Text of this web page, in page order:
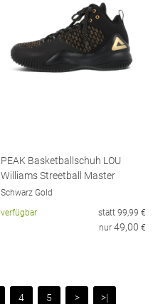
PEAK Basketballschuh LOU
Williams Streetball Master
Schwarz Gold
verfügbar
statt 99,99 €
nur 49,00 €
4 5 > >|